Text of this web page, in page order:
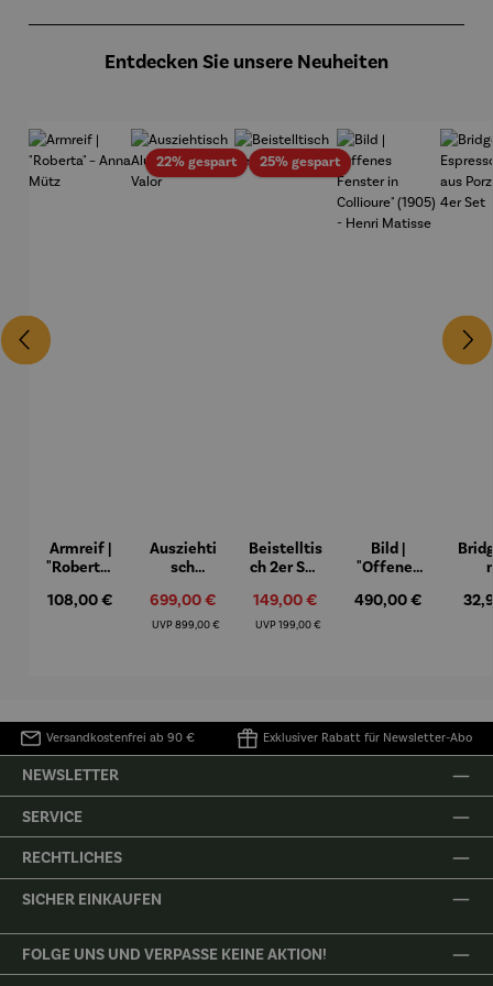
Entdecken Sie unsere Neuheiten
Armreif |
"Roberta"
Mütz
Regulärer Preis:
108,00 €
22% gespartRabatt
Ausziehti
sch
m – Valor
Verkaufspreis:
699,00 €
UVP Regulärer Preis:
899,00 €
25% gespartRabatt
Beistelltis
ch 2er Set
Verkaufspreis:
149,00 €
UVPRegulärer Preis:
199,00 €
Bild |
"Offenes
Collioure"
Regulärer Preis:
490,00 €
Versandkostenfrei ab 90 € Exklusiver Rabatt für Newsletter-Abo
NEWSLETTER
SERVICE
RECHTLICHES
SICHER EINKAUFEN
FOLGE UNS UND VERPASSE KEINE AKTION!